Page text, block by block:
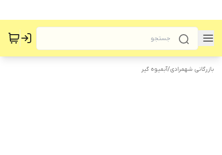
بازرگانی شهمرادی/آبمیوه گیر